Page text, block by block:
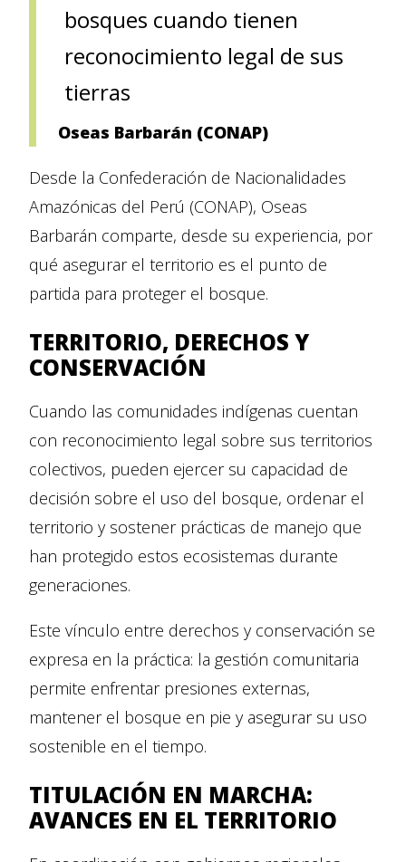
bosques cuando tienen
reconocimiento legal de sus
tierras
Oseas Barbarán (CONAP)
Desde la Confederación de Nacionalidades
Amazónicas del Perú (CONAP), Oseas
Barbarán comparte, desde su experiencia, por
qué asegurar el territorio es el punto de
partida para proteger el bosque.
TERRITORIO, DERECHOS Y
CONSERVACIÓN
Cuando las comunidades indígenas cuentan
con reconocimiento legal sobre sus territorios
colectivos, pueden ejercer su capacidad de
decisión sobre el uso del bosque, ordenar el
territorio y sostener prácticas de manejo que
han protegido estos ecosistemas durante
generaciones.
Este vínculo entre derechos y conservación se
expresa en la práctica: la gestión comunitaria
permite enfrentar presiones externas,
mantener el bosque en pie y asegurar su uso
sostenible en el tiempo.
TITULACIÓN EN MARCHA:
AVANCES EN EL TERRITORIO